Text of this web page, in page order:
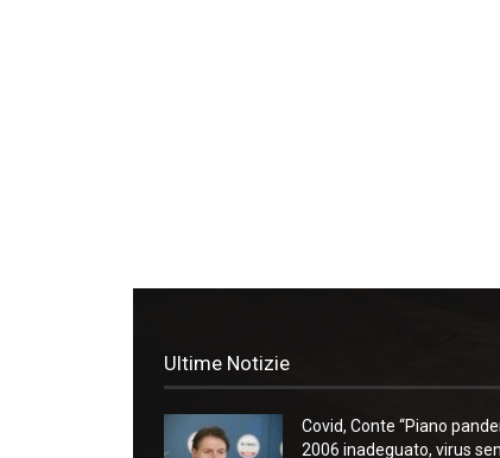
Ultime Notizie
Covid, Conte “Piano
2006 inadeguato, virus